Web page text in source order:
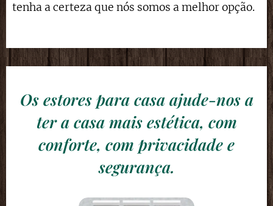
tenha a certeza que nós somos a melhor opção.
Os estores para casa ajude-nos a
ter a casa mais estética, com
conforte, com privacidade e
segurança.